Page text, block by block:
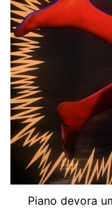
Piano devora